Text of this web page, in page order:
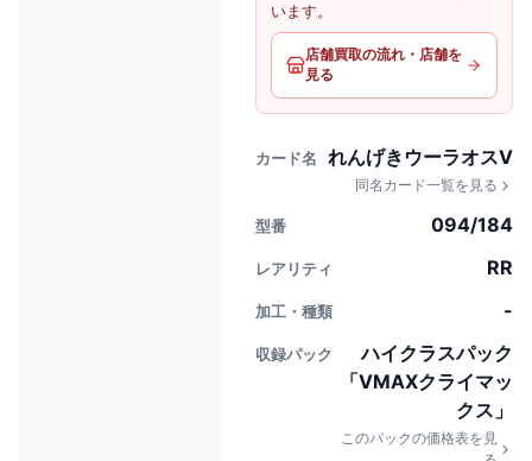
います。
店舗買取の流れ・店舗を
見る
カード名 れんげきウーラオスV
同名カード一覧を見る
型番 094/184
レアリティ RR
加工・種類 -
収録パック
ハイクラスパック
「VMAXクライマッ
クス」
このパックの価格表を見